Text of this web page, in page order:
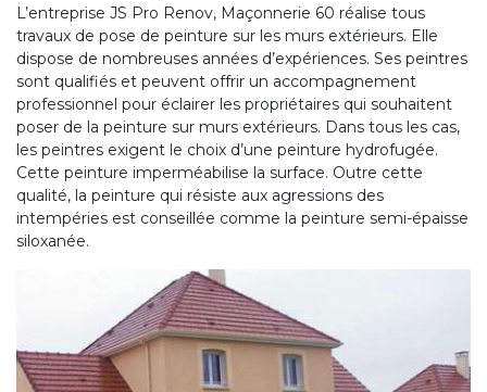
L’entreprise JS Pro Renov, Maçonnerie 60 réalise tous
travaux de pose de peinture sur les murs extérieurs. Elle
dispose de nombreuses années d’expériences. Ses peintres
sont qualifiés et peuvent offrir un accompagnement
professionnel pour éclairer les propriétaires qui souhaitent
poser de la peinture sur murs extérieurs. Dans tous les cas,
les peintres exigent le choix d’une peinture hydrofugée.
Cette peinture imperméabilise la surface. Outre cette
qualité, la peinture qui résiste aux agressions des
intempéries est conseillée comme la peinture semi-épaisse
siloxanée.